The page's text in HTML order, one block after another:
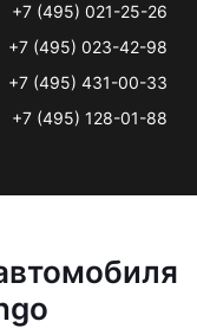
+7 (495) 021-25-26
+7 (495) 023-42-98
+7 (495) 431-00-33
+7 (495) 128-01-88